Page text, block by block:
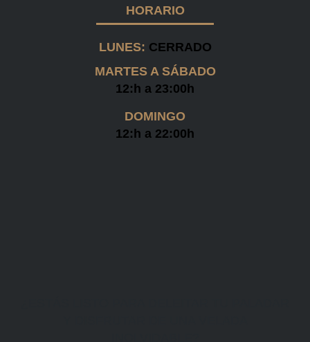
HORARIO
LUNES: CERRADO
MARTES A SÁBADO
12:h a 23:00h
DOMINGO
12:h a 22:00h